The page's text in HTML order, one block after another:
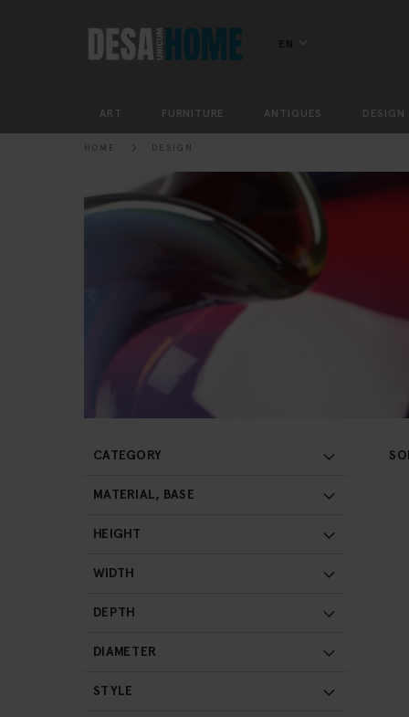
EN
ART FURNITURE ANTIQUES DESIGN
HOME DESIGN
CATEGORY
MATERIAL, BASE
HEIGHT
WIDTH
DEPTH
DIAMETER
STYLE